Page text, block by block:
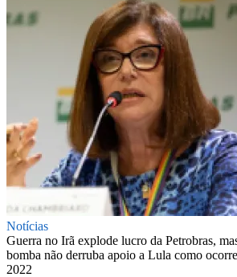
Notícias
Guerra no Irã explode lucro da Petrobras,
bomba não derruba apoio a Lula como
2022